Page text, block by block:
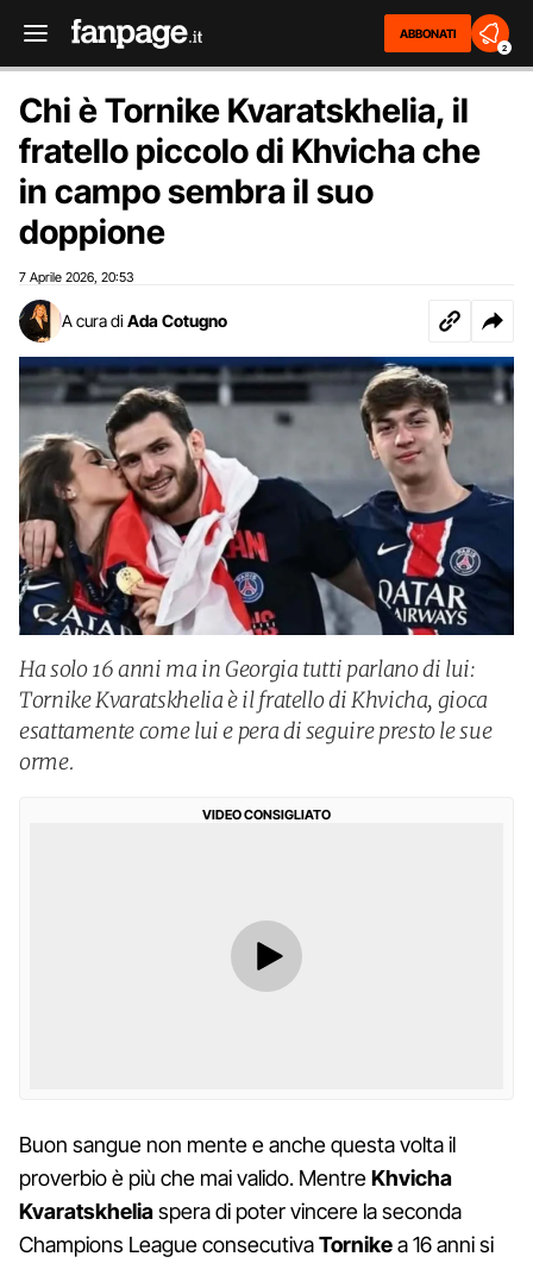
ABBONATI
2
Chi è Tornike Kvaratskhelia, il
fratello piccolo di Khvicha che
in campo sembra il suo
doppione
7 Aprile 2026 20:53
A cura di Ada Cotugno
Ha solo 16 anni ma in Georgia tutti parlano di lui:
Tornike Kvaratskhelia è il fratello di Khvicha, gioca
esattamente come lui e pera di seguire presto le sue
orme.
VIDEO CONSIGLIATO
Buon sangue non mente e anche questa volta il
proverbio è più che mai valido. MentreKhvicha
Kvaratskheliaspera di poter vincere la seconda
Champions League consecutivaTornikea 16 anni si